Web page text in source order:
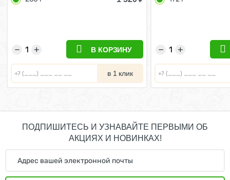
+
− В КОРЗИНУ
в 1 клик
+
−
ПОДПИШИТЕСЬ И УЗНАВАЙТЕ ПЕРВЫМИ ОБ
АКЦИЯХ И НОВИНКАХ!